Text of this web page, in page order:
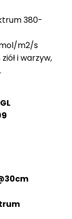
380-
m2/s
i warzyw,